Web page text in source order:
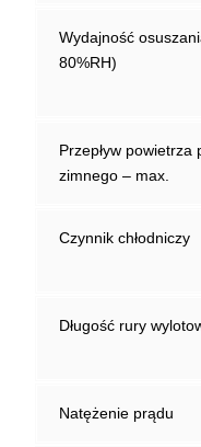
Wydajność
80%RH)
Przepływ powietrza
zimnego – max.
Czynnik chłodniczy
Długość rury
Natężenie prądu